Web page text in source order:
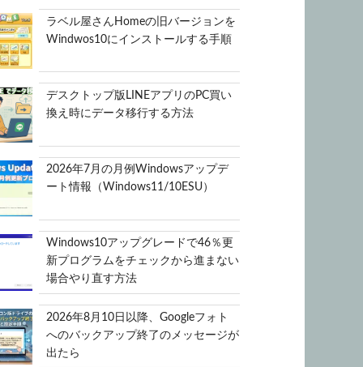
ラベル屋さんHomeの旧バージョンを
Windwos10にインストールする手順
デスクトップ版LINEアプリのPC買い
換え時にデータ移行する方法
2026年7月の月例Windowsアップデ
ート情報（Windows11/10ESU）
Windows10アップグレードで46％更
新プログラムをチェックから進まない
場合やり直す方法
2026年8月10日以降、Googleフォト
へのバックアップ終了のメッセージが
出たら